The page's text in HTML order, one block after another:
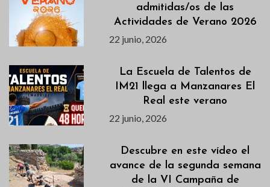
admitidas/os de las
Actividades de Verano 2026
22 junio, 2026
La Escuela de Talentos de
IM21 llega a Manzanares El
Real este verano
22 junio, 2026
Descubre en este vídeo el
avance de la segunda semana
de la VI Campaña de